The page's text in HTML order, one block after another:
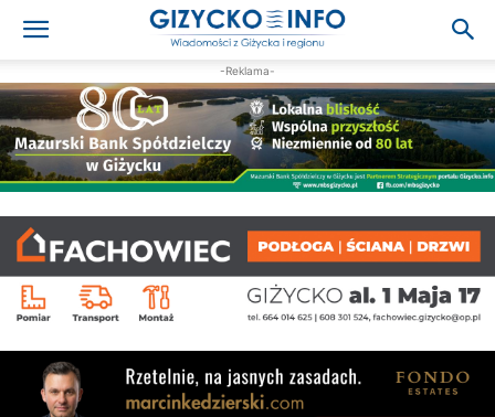
-Reklama-